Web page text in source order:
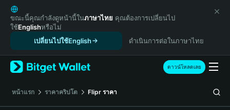
English
日本語
Tiếng Việt
Español (Latinoamérica)
Türkçe
Français
Deutsch
ขณะนี้คุณกำลังดูหน้านี้ในภาษาไทย คุณต้องการเปลี่ยนไป
ใช้Englishหรือไม่
เปลี่ยนไปใช้English
ดำเนินการต่อในภาษาไทย
ดาวน์โหลดเลย
หน้าแรก ราคาคริปโต Flipr ราคา